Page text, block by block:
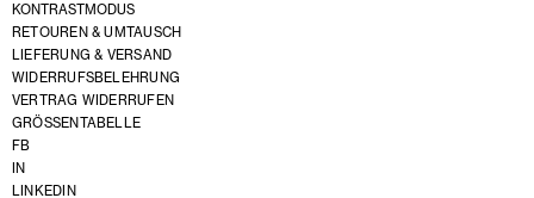
KONTRASTMODUS
RETOUREN & UMTAUSCH
LIEFERUNG & VERSAND
WIDERRUFSBELEHRUNG
VERTRAG WIDERRUFEN
GRÖSSENTABELLE
FB
IN
LINKEDIN